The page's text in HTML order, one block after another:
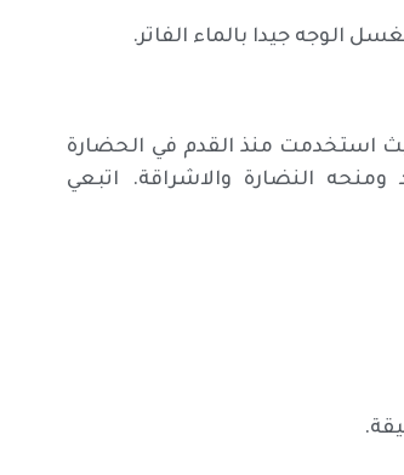
استخدمت منذ القدم في الحضارة
النضارة والاشراقة. اتبعي